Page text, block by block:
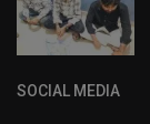
SOCIAL MEDIA